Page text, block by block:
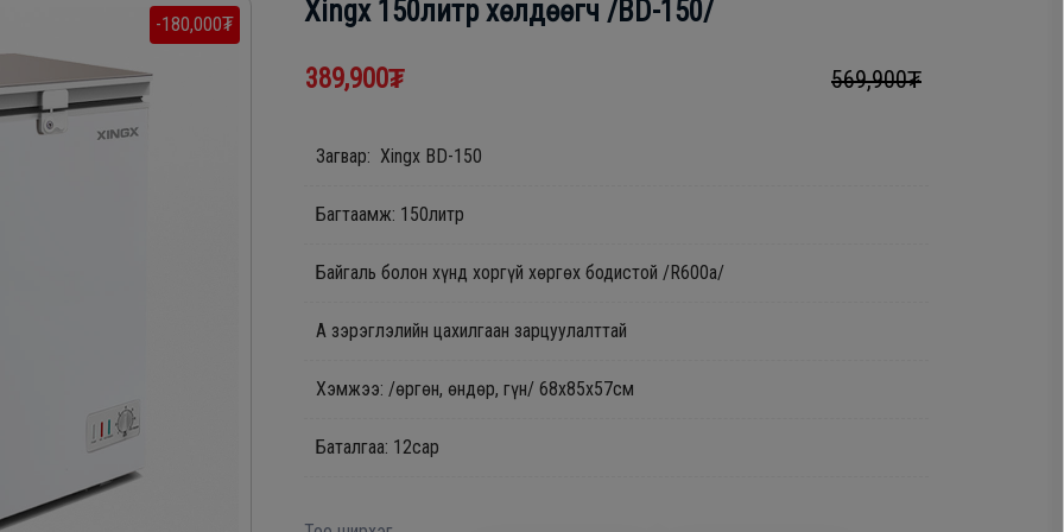
-180,000₮ Xingx 150литр xөлдөөгч /BD-150/
389,900₮ 569,900₮
Загвар: Xingx BD-150
Багтаамж: 150литр
Байгаль болон хүнд хоргүй хөргөх бодистой /R600a/
A зэрэглэлийн цахилгаан зарцуулалттай
Хэмжээ: /өргөн, өндөр, гүн/ 68х85х57см
Баталгаа: 12сар